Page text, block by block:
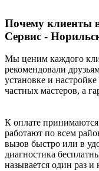
Почему
Сервис -
Мы ценим каждого
рекомендовали
установке и
частных мастеров, а
К оплате
работают по всем
вызов быстро или в
диагностика
называется один раз и